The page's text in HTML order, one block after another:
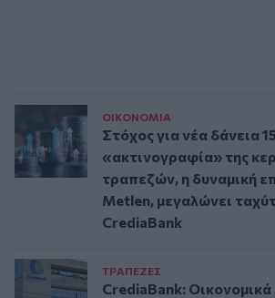
ΟΙΚΟΝΟΜΙΑ
Στόχος για νέα δάνεια
«ακτινογραφία» της
τραπεζών, η δυναμική
Metlen, μεγαλώνει
CrediaBank
ΤΡAΠΕΖΕΣ
CrediaBank: